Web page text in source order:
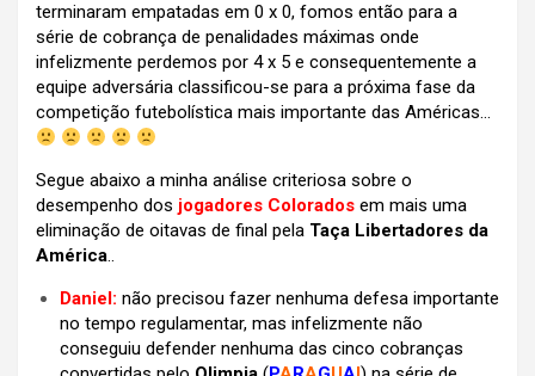
terminaram empatadas em 0 x 0, fomos então para a
série de cobrança de penalidades máximas onde
infelizmente perdemos por 4 x 5 e consequentemente a
equipe adversária classificou-se para a próxima fase da
competição futebolística mais importante das Américas…
Segue abaixo a minha análise criteriosa sobre o
desempenho dos jogadores Colorados em mais uma
eliminação de oitavas de final pela Taça Libertadores da
América..
Daniel: não precisou fazer nenhuma defesa importante
no tempo regulamentar, mas infelizmente não
conseguiu defender nenhuma das cinco cobranças